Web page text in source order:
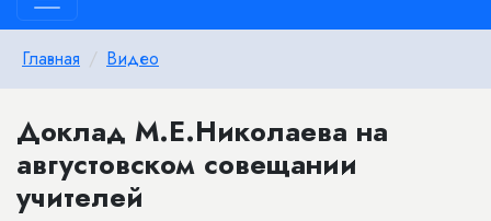
Главная Видео
Доклад М.Е.Николаева на
августовском совещании
учителей